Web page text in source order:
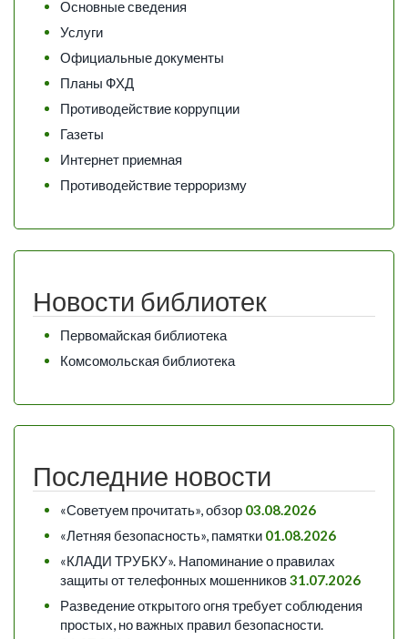
Основные сведения
Услуги
Официальные документы
Планы ФХД
Противодействие коррупции
Газеты
Интернет приемная
Противодействие терроризму
Новости библиотек
Первомайская библиотека
Комсомольская библиотека
Последние новости
«Советуем прочитать», обзор 03.08.2026
«Летняя безопасность», памятки 01.08.2026
«КЛАДИ ТРУБКУ». Напоминание о правилах
защиты от телефонных мошенников31.07.2026
Разведение открытого огня требует соблюдения
простых, но важных правил безопасности.